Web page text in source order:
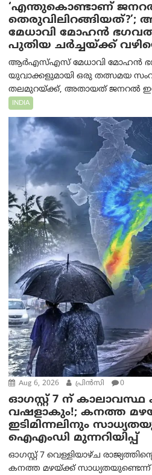
‘എന്തുകൊണ്ടാണ്
മേധാവി മോഹൻ
പുതിയ ചര്‍ച്ചയ്ക്ക്
ആർ‌എസ്‌എസ് മേധാവി മോഹൻ
യുവാക്കളുമായി ഒരു തത്സമയ
തലമുറയ്ക്ക്, അതായത് ജനറൽ
INDIA
Aug 6, 2026 പ്രിന്‍സി 0
ഓഗസ്റ്റ് 7 ന്
വഷളാകും!; കനത്ത
ഇടിമിന്നലിനും
ഐഎംഡി മുന്നറിയിപ്പ്
ഓഗസ്റ്റ് 7 വെള്ളിയാഴ്ച
കനത്ത മഴയ്ക്ക്